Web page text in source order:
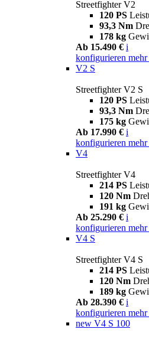
Streetfighter V2
120 PS
93,3 Nm
178 kg
Ab 15.490 € i
konfigurieren mehr
V2 S
Streetfighter V2 S
120 PS
93,3 Nm
175 kg
Ab 17.990 € i
konfigurieren mehr
V4
Streetfighter V4
214 PS
120 Nm
191 kg
Ab 25.290 € i
konfigurieren mehr
V4 S
Streetfighter V4 S
214 PS
120 Nm
189 kg
Ab 28.390 € i
konfigurieren mehr
new V4 S 100